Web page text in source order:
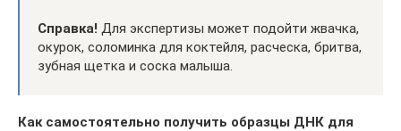
Справка! Для экспертизы может подойти жвачка,
окурок, соломинка для коктейля, расческа, бритва,
зубная щетка и соска малыша.
Как самостоятельно получить образцы ДНК для